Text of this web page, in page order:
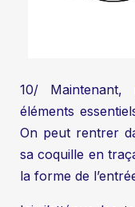
10/
éléments
On peut rentrer
sa coquille en
la forme de